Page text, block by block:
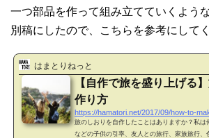
一つ部品を作って組み立てていくよう
別稿にしたので、こちらを参考にして
はまとりねっと
【自作で旅を盛り上げる
作り方
https://hamatori.net/2017/09/how-to-
旅のしおりを自作したことはありますか？私は
などの子供の引率、友人との旅行、家族旅行、